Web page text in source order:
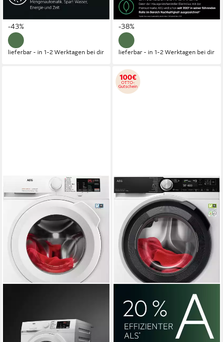
499,00 € UVP869,00 €
-43%
lieferbar - in 1-2 Werktagen bei dir
699,00 € UVP1.124,00 €
20,29 €mtl. in 48 Raten
-38%
lieferbar - in 1-2 Werktagen bei dir